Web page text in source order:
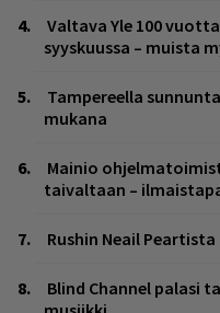
Valtava Yle 100
syyskuussa – muista
Tampereella
mukana
Mainio
taivaltaan –
Rushin Neail
Blind Channel palasi